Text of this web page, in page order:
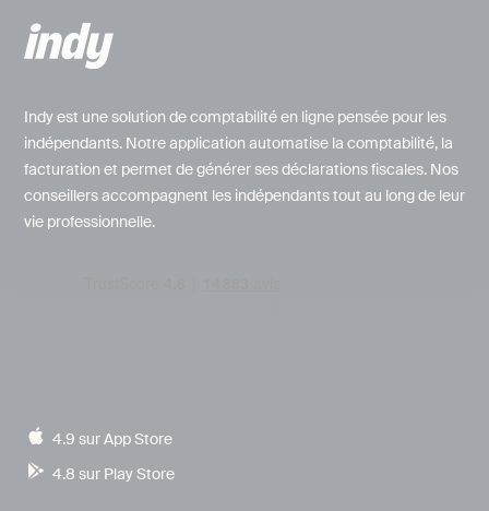
Indy est une solution de comptabilité en ligne pensée pour les
indépendants. Notre application automatise la comptabilité, la
facturation et permet de générer ses déclarations fiscales. Nos
conseillers accompagnent les indépendants tout au long de leur
vie professionnelle.
4.9 sur App Store
4.8 sur Play Store